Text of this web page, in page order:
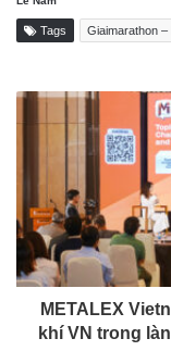
Tags Giaimarathon
METALEX
khí VN trong